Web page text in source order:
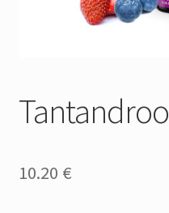
Tantandroo
10.20 €